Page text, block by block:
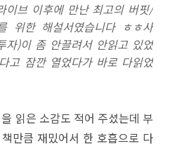
이브 이후에 만난 최고의 버핏/
위한 해설서였습니다 ㅎㅎ사
자)이 좀 안끌려서 안읽고 있었
고 잠깐 열었다가 바로 다읽었
읽은 소감도 적어 주셨는데 부
만큼 재밌어서 한 호흡으로 다